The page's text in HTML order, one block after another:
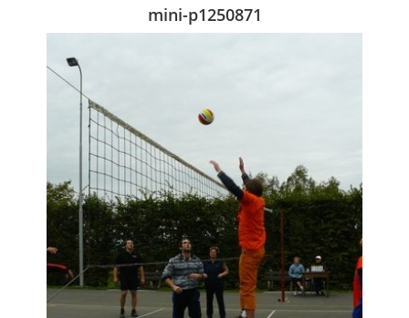
PROBĚHLÉ AKCE
FOTOALBUM
VIDEA
INTERNÍ SEKCE
mini-p1250871